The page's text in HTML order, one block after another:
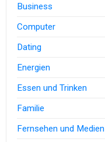
Business
Computer
Dating
Energien
Essen und Trinken
Familie
Fernsehen und Medien